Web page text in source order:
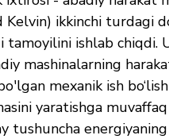
ikkinchi turdagi
ishlab chiqdi.
mashinalarning
mexanik ish
yaratishga
tushuncha